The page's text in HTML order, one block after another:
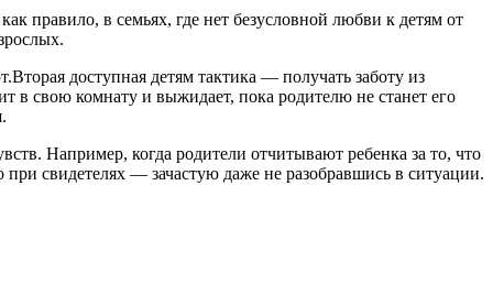
правило, в семьях, где нет безусловной любви к детям от
доступная детям тактика — получать заботу из
в свою комнату и выжидает, пока родителю не станет его
Например, когда родители отчитывают ребенка за то, что
свидетелях — зачастую даже не разобравшись в ситуации.